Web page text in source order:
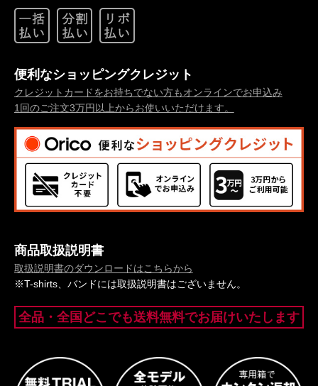
便利なショッピングクレジット
クレジットカードをお持ちでない方もオンラインでお申込み
1回のご注文3万円以上からお使いいただけます。
商品取扱説明書
取扱説明書のダウンロードはこちらから
※T-shirts、バンドには取扱説明書はございません。
全品・全国どこでも送料無料でお届けいたします